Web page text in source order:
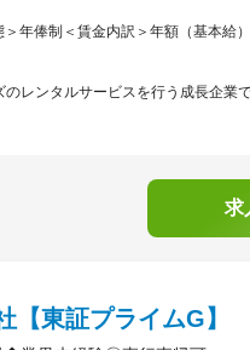
年俸制＜賃金内訳＞年額（基本給
レンタルサービスを行う成長企業
求
【東証プライムG】